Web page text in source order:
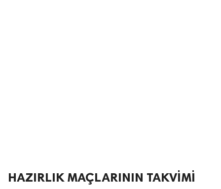
HAZIRLIK MAÇLARININ TAKVİMİ